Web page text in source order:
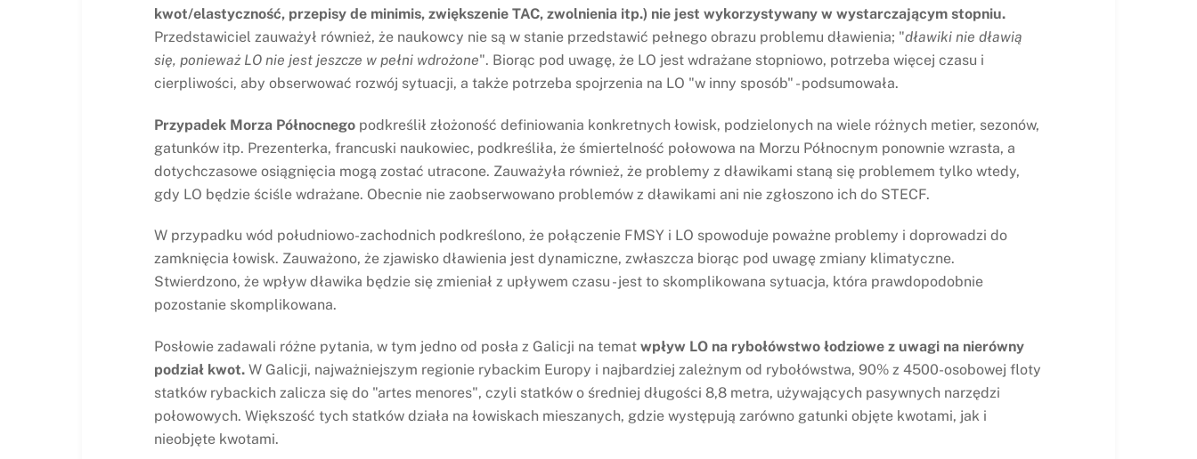
kwot/elastyczność, przepisy de minimis, zwiększenie TAC, zwolnienia itp.) nie jest wykorzystywany w wystarczającym stopniu.
Przedstawiciel zauważył również, że naukowcy nie są w stanie przedstawić pełnego obrazu problemu dławienia; "dławiki nie dławią
się, ponieważ LO nie jest jeszcze w pełni wdrożone". Biorąc pod uwagę, że LO jest wdrażane stopniowo, potrzeba więcej czasu i
cierpliwości, aby obserwować rozwój sytuacji, a także potrzeba spojrzenia na LO "w inny sposób" - podsumowała.
Przypadek Morza Północnego podkreślił złożoność definiowania konkretnych łowisk, podzielonych na wiele różnych metier, sezonów,
gatunków itp. Prezenterka, francuski naukowiec, podkreśliła, że śmiertelność połowowa na Morzu Północnym ponownie wzrasta, a
dotychczasowe osiągnięcia mogą zostać utracone. Zauważyła również, że problemy z dławikami staną się problemem tylko wtedy,
gdy LO będzie ściśle wdrażane. Obecnie nie zaobserwowano problemów z dławikami ani nie zgłoszono ich do STECF.
W przypadku wód południowo-zachodnich podkreślono, że połączenie FMSY i LO spowoduje poważne problemy i doprowadzi do
zamknięcia łowisk. Zauważono, że zjawisko dławienia jest dynamiczne, zwłaszcza biorąc pod uwagę zmiany klimatyczne.
Stwierdzono, że wpływ dławika będzie się zmieniał z upływem czasu - jest to skomplikowana sytuacja, która prawdopodobnie
pozostanie skomplikowana.
Posłowie zadawali różne pytania, w tym jedno od posła z Galicji na tematwpływ LO na rybołówstwo łodziowe z uwagi na nierówny
podział kwot. W Galicji, najważniejszym regionie rybackim Europy i najbardziej zależnym od rybołówstwa, 90% z 4500-osobowej floty
statków rybackich zalicza się do "artes menores", czyli statków o średniej długości 8,8 metra, używających pasywnych narzędzi
połowowych. Większość tych statków działa na łowiskach mieszanych, gdzie występują zarówno gatunki objęte kwotami, jak i
nieobjęte kwotami.